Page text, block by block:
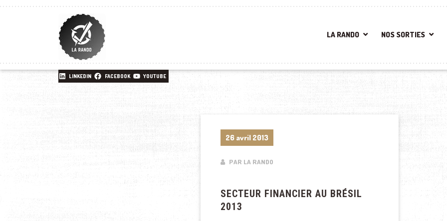
LA RANDO NOS SORTIES
LINKEDIN FACEBOOK YOUTUBE
26 avril 2013
PAR LA RANDO
SECTEUR FINANCIER AU BRÉSIL
2013